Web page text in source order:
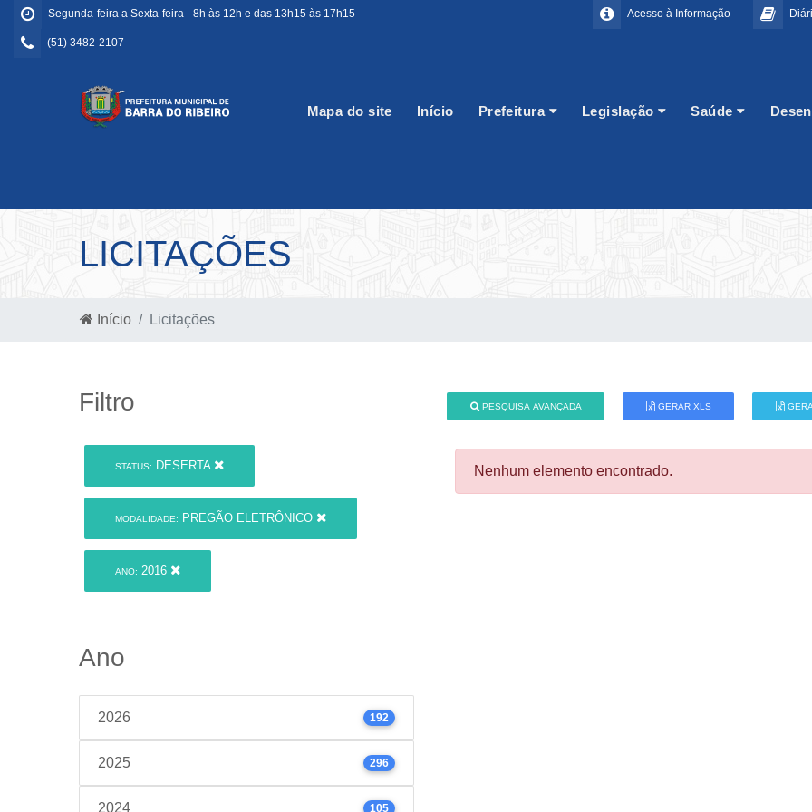
Segunda-feira a Sexta-feira - 8h às 12h e das 13h15 às 17h15
(51) 3482-2107
Acesso à Informação
Mapa do site Início Prefeitura Legislação Saúde
LICITAÇÕES
Início Licitações
Filtro
STATUS: DESERTA
MODALIDADE: PREGÃO ELETRÔNICO
ANO: 2016
Ano
2026 192
2025 296
2024 105
PESQUISA AVANÇADA GERAR XLS
Nenhum elemento encontrado.